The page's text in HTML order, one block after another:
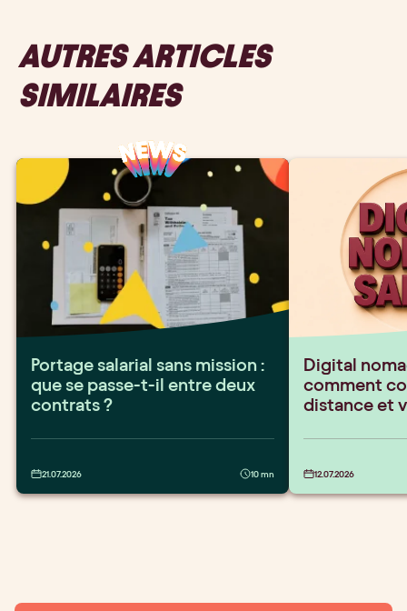
AUTRES ARTICLES
SIMILAIRES
Portage salarial sans mission :
que se passe-t-il entre deux
contrats ?
21.07.2026 10 mn
Digital
comment
distance et
12.07.2026